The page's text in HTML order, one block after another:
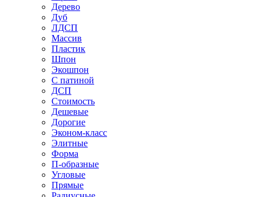
Дерево
Дуб
ЛДСП
Массив
Пластик
Шпон
Экошпон
С патиной
ДСП
Стоимость
Дешевые
Дорогие
Эконом-класс
Элитные
Форма
П-образные
Угловые
Прямые